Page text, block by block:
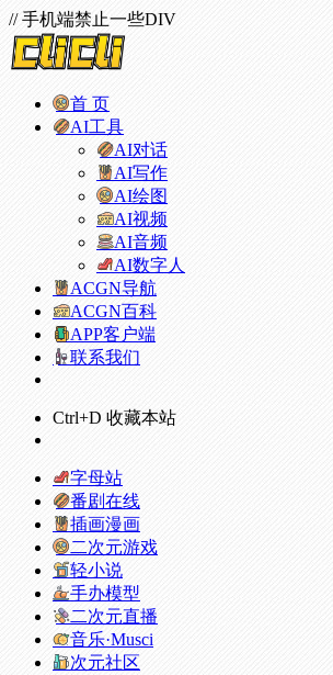
// 手机端禁止一些DIV
首 页
AI工具
AI对话
AI写作
AI绘图
AI视频
AI音频
AI数字人
ACGN导航
ACGN百科
APP客户端
联系我们
Ctrl+D 收藏本站
字母站
番剧在线
插画漫画
二次元游戏
轻小说
手办模型
二次元直播
音乐·Musci
次元社区